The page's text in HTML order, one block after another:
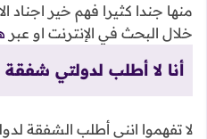
منها جندا كثيرا فهم خير اجناد
خلال البحث في الإنترنت او عبر
أنا لا أطلب لدولتي شفقة
لا تفهموا انني أطلب الشفقة